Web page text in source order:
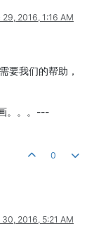
29, 2016, 1:16 AM
要我们的帮助，
。。。---
0
30, 2016, 5:21 AM